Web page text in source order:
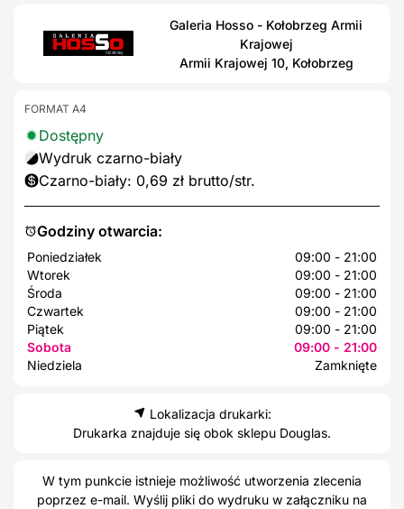
Galeria Hosso - Kołobrzeg Armii
Krajowej
Armii Krajowej 10, Kołobrzeg
Godziny otwarcia:
Poniedziałek
09:00 - 21:00
Wtorek
09:00 - 21:00
Środa
09:00 - 21:00
Czwartek
09:00 - 21:00
Piątek
09:00 - 21:00
Sobota
09:00 - 21:00
Niedziela
Zamknięte
FORMAT A4
Dostępny
Wydruk czarno-biały
Czarno-biały: 0,69 zł brutto/str.
Lokalizacja drukarki:
Drukarka znajduje się obok sklepu Douglas.
W tym punkcie istnieje możliwość utworzenia zlecenia
poprzez e-mail. Wyślij pliki do wydruku w załączniku na